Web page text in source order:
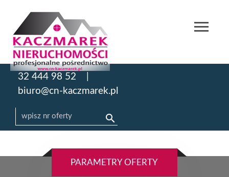
32 444 98 52
biuro@cn-kaczmarek.pl
PARAMETRY OFERTY